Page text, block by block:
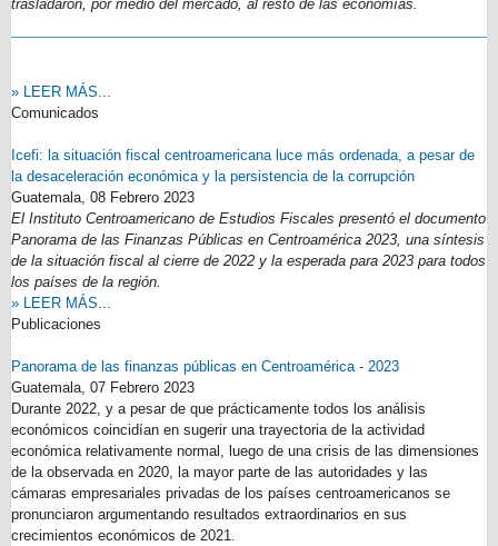
trasladaron, por medio del mercado, al resto de las economías.
» LEER MÁS...
Comunicados
Icefi: la situación fiscal centroamericana luce más ordenada, a pesar de
la desaceleración económica y la persistencia de la corrupción
Guatemala, 08 Febrero 2023
El Instituto Centroamericano de Estudios Fiscales presentó el documento
Panorama de las Finanzas Públicas en Centroamérica 2023, una síntesis
de la situación fiscal al cierre de 2022 y la esperada para 2023 para todos
los países de la región.
» LEER MÁS...
Publicaciones
Panorama de las finanzas públicas en Centroamérica - 2023
Guatemala, 07 Febrero 2023
Durante 2022, y a pesar de que prácticamente todos los análisis
económicos coincidían en sugerir una trayectoria de la actividad
económica relativamente normal, luego de una crisis de las dimensiones
de la observada en 2020, la mayor parte de las autoridades y las
cámaras empresariales privadas de los países centroamericanos se
pronunciaron argumentando resultados extraordinarios en sus
crecimientos económicos de 2021.